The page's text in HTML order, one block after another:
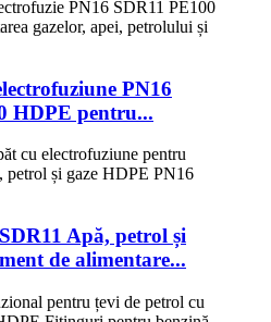
PN16
HDPE pentru...
Apă, petrol și
de alimentare...